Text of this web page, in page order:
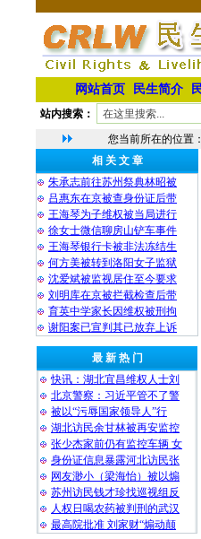
网站首页 民生简介
站内搜索：
您当前所在的位置：
相 关 文 章
朱承志前往苏州祭典林昭被
吕惠东在京被查身份证后带
王海琴为子维权被当局进行
徐女士微信聊房山铲车事件
王海琴银行卡被非法冻结生
何方美被转到洛阳女子监狱
沈爱斌被监视居住至今要求
刘明库在京被拦截检查后带
育英中学家长因维权被刑拘
谢阳案已宣判其已放弃上诉
最 新 热 门
快讯：湖北宜昌维权人士刘
北京警察：习近平管不了警
被以“污辱国家领导人”行
湖北访民余甘林被再安监控
张少杰家前仍有监控车辆 女
身份证信息暴露河北访民张
网友渺小（梁海怡）被以煽
苏州访民钱才珍找巡视组反
人权日喝农药被判刑的武汉
最高院批准 刘家财“煽动颠